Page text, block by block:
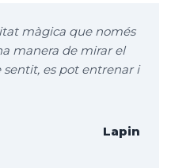
màgica que només
manera de mirar el
es pot entrenar i
Lapin